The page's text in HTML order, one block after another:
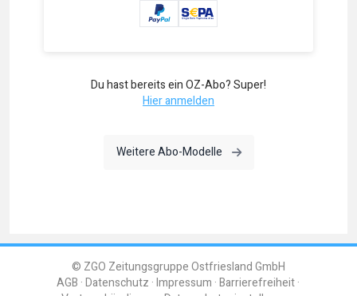
Du hast bereits ein OZ-Abo? Super!
Hier anmelden
Weitere Abo-Modelle
© ZGO Zeitungsgruppe Ostfriesland GmbH
AGB Datenschutz Impressum Barrierefreiheit